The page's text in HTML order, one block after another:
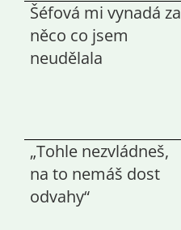
Šéfová mi vynadá za
něco co jsem
neudělala
„Tohle nezvládneš,
na to nemáš dost
odvahy“